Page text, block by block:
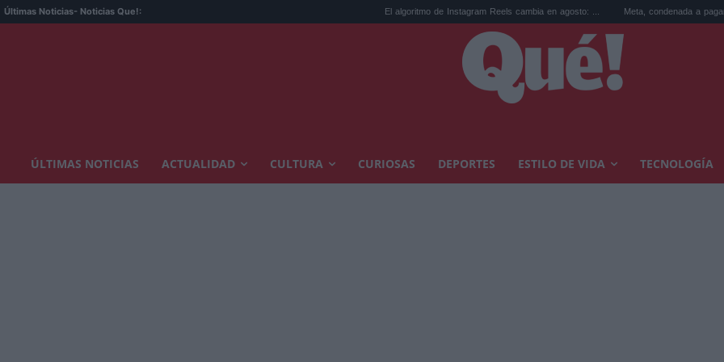
Últimas Noticias- Noticias Que!: El algoritmo de Instagram Reels cambia en agosto: ... Meta, condenada a pagar 567
ÚLTIMAS NOTICIAS ACTUALIDAD CULTURA CURIOSAS DEPORTES ESTILO DE VIDA TECNOLOGÍA